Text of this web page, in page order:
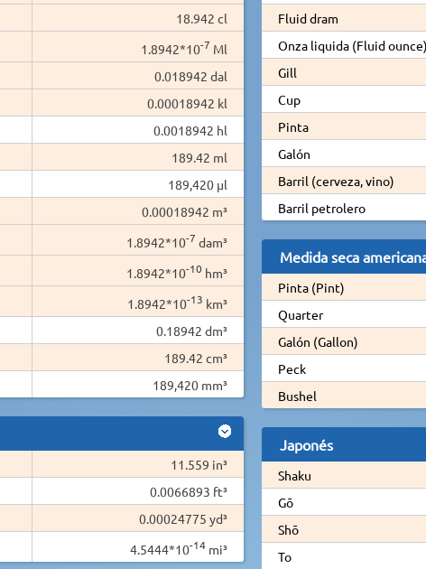
18.942 cl
1.8942*10-7 Ml
0.018942 dal
0.00018942 kl
0.0018942 hl
189.42 ml
189,420 µl
0.00018942 m³
1.8942*10-7 dam³
1.8942*10-10 hm³
1.8942*10-13 km³
0.18942 dm³
189.42 cm³
189,420 mm³
11.559 in³
0.0066893 ft³
0.00024775 yd³
4.5444*10-14 mi³
Fluid dram
Onza liquida (Fluid ounce)
Gill
Cup
Pinta
Galón
Barril (cerveza, vino)
Barril petrolero
Medida seca
Pinta (Pint)
Quarter
Galón (Gallon)
Peck
Bushel
Japonés
Shaku
Gō
Shō
To